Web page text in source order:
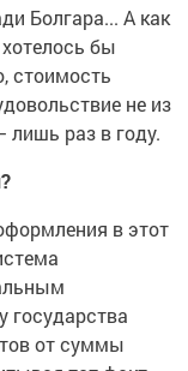
Болгара... А как
бы
стоимость
не из
лишь раз в году.
в этот
государства
от суммы